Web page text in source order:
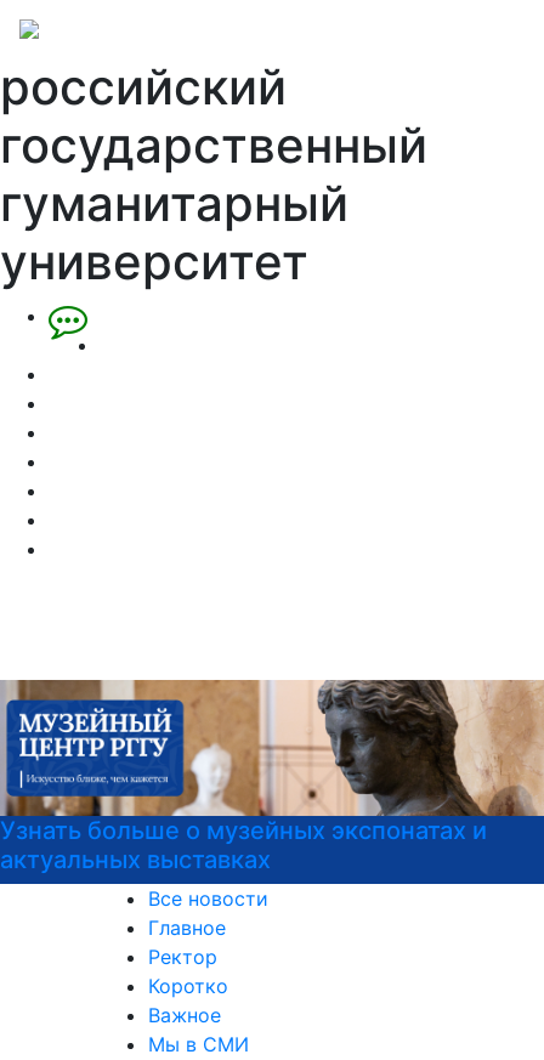
российский
государственный
гуманитарный
университет
и Программы профпереподготовки
Все новости
Главное
Ректор
Коротко
Важное
Мы в СМИ